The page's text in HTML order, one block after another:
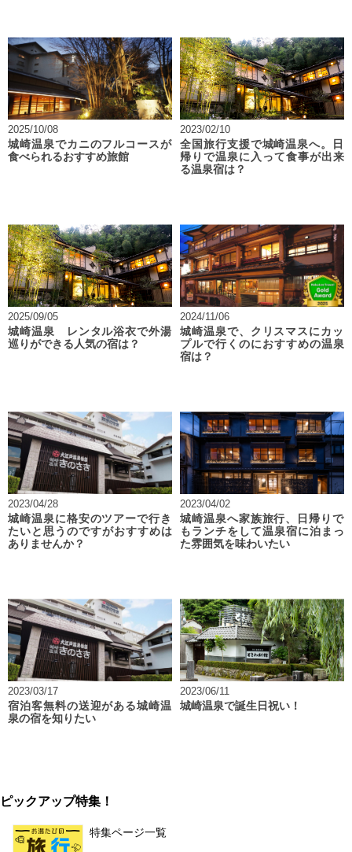
2025/10/08
城崎温泉でカニのフルコースが
食べられるおすすめ旅館
2023/02/10
全国旅行支援で城崎温泉へ。日
帰りで温泉に入って食事が出来
る温泉宿は？
2025/09/05
城崎温泉 レンタル浴衣で外湯
巡りができる人気の宿は？
2024/11/06
城崎温泉で、クリスマスにカッ
プルで行くのにおすすめの温泉
宿は？
2023/04/28
城崎温泉に格安のツアーで行き
たいと思うのですがおすすめは
ありませんか？
2023/04/02
城崎温泉へ家族旅行、日帰りで
もランチをして温泉宿に泊まっ
た雰囲気を味わいたい
2023/03/17
宿泊客無料の送迎がある城崎温
泉の宿を知りたい
2023/06/11
城崎温泉で誕生日祝い！
ピックアップ特集！
特集ページ一覧